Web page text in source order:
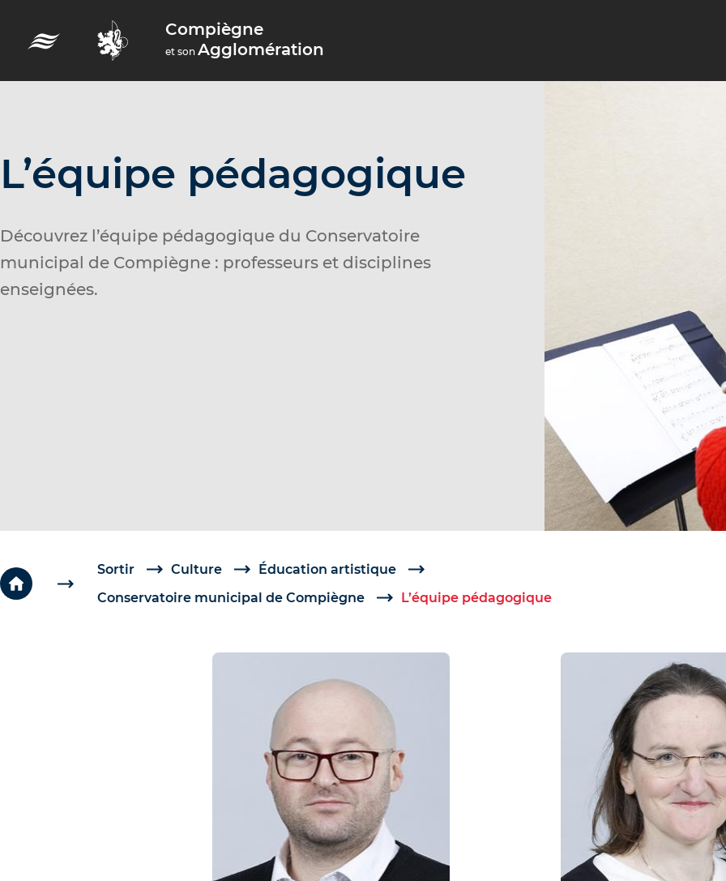
é
r
m
o
n
Compiègne
et son Agglomération
L’équipe pédagogique
Découvrez l’équipe pédagogique du Conservatoire
municipal de Compiègne : professeurs et disciplines
enseignées.
Sortir Culture
Éducation artistique
Conservatoire municipal de Compiègne
L’équipe pédagogique